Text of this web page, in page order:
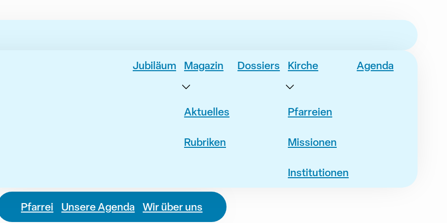
Jubiläum Magazin
Aktuelles
Rubriken
Dossiers Kirche
Pfarreien
Missionen
Institutionen
Agenda
Pfarrei Unsere Agenda Wir über uns